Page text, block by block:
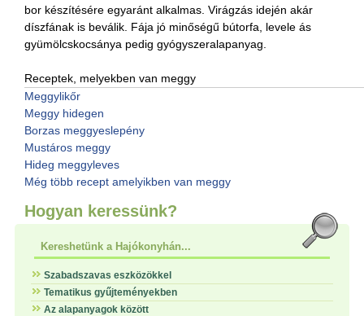
bor készítésére egyaránt alkalmas. Virágzás idején akár
díszfának is beválik. Fája jó minőségű bútorfa, levele ás
gyümölcskocsánya pedig gyógyszeralapanyag.
Receptek, melyekben van meggy
Meggylikőr
Meggy hidegen
Borzas meggyeslepény
Mustáros meggy
Hideg meggyleves
Még több recept amelyikben van meggy
Hogyan keressünk?
Kereshetünk a Hajókonyhán...
Szabadszavas eszközökkel
Tematikus gyűjteményekben
Az alapanyagok között